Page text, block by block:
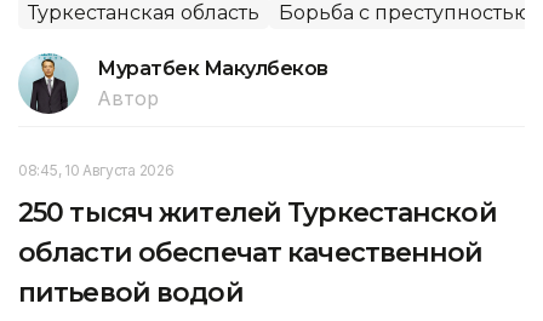
Туркестанская область Борьба с преступностью
Муратбек Макулбеков
Автор
08:45, 10 Августа 2026
250 тысяч жителей Туркестанской
области обеспечат качественной
питьевой водой